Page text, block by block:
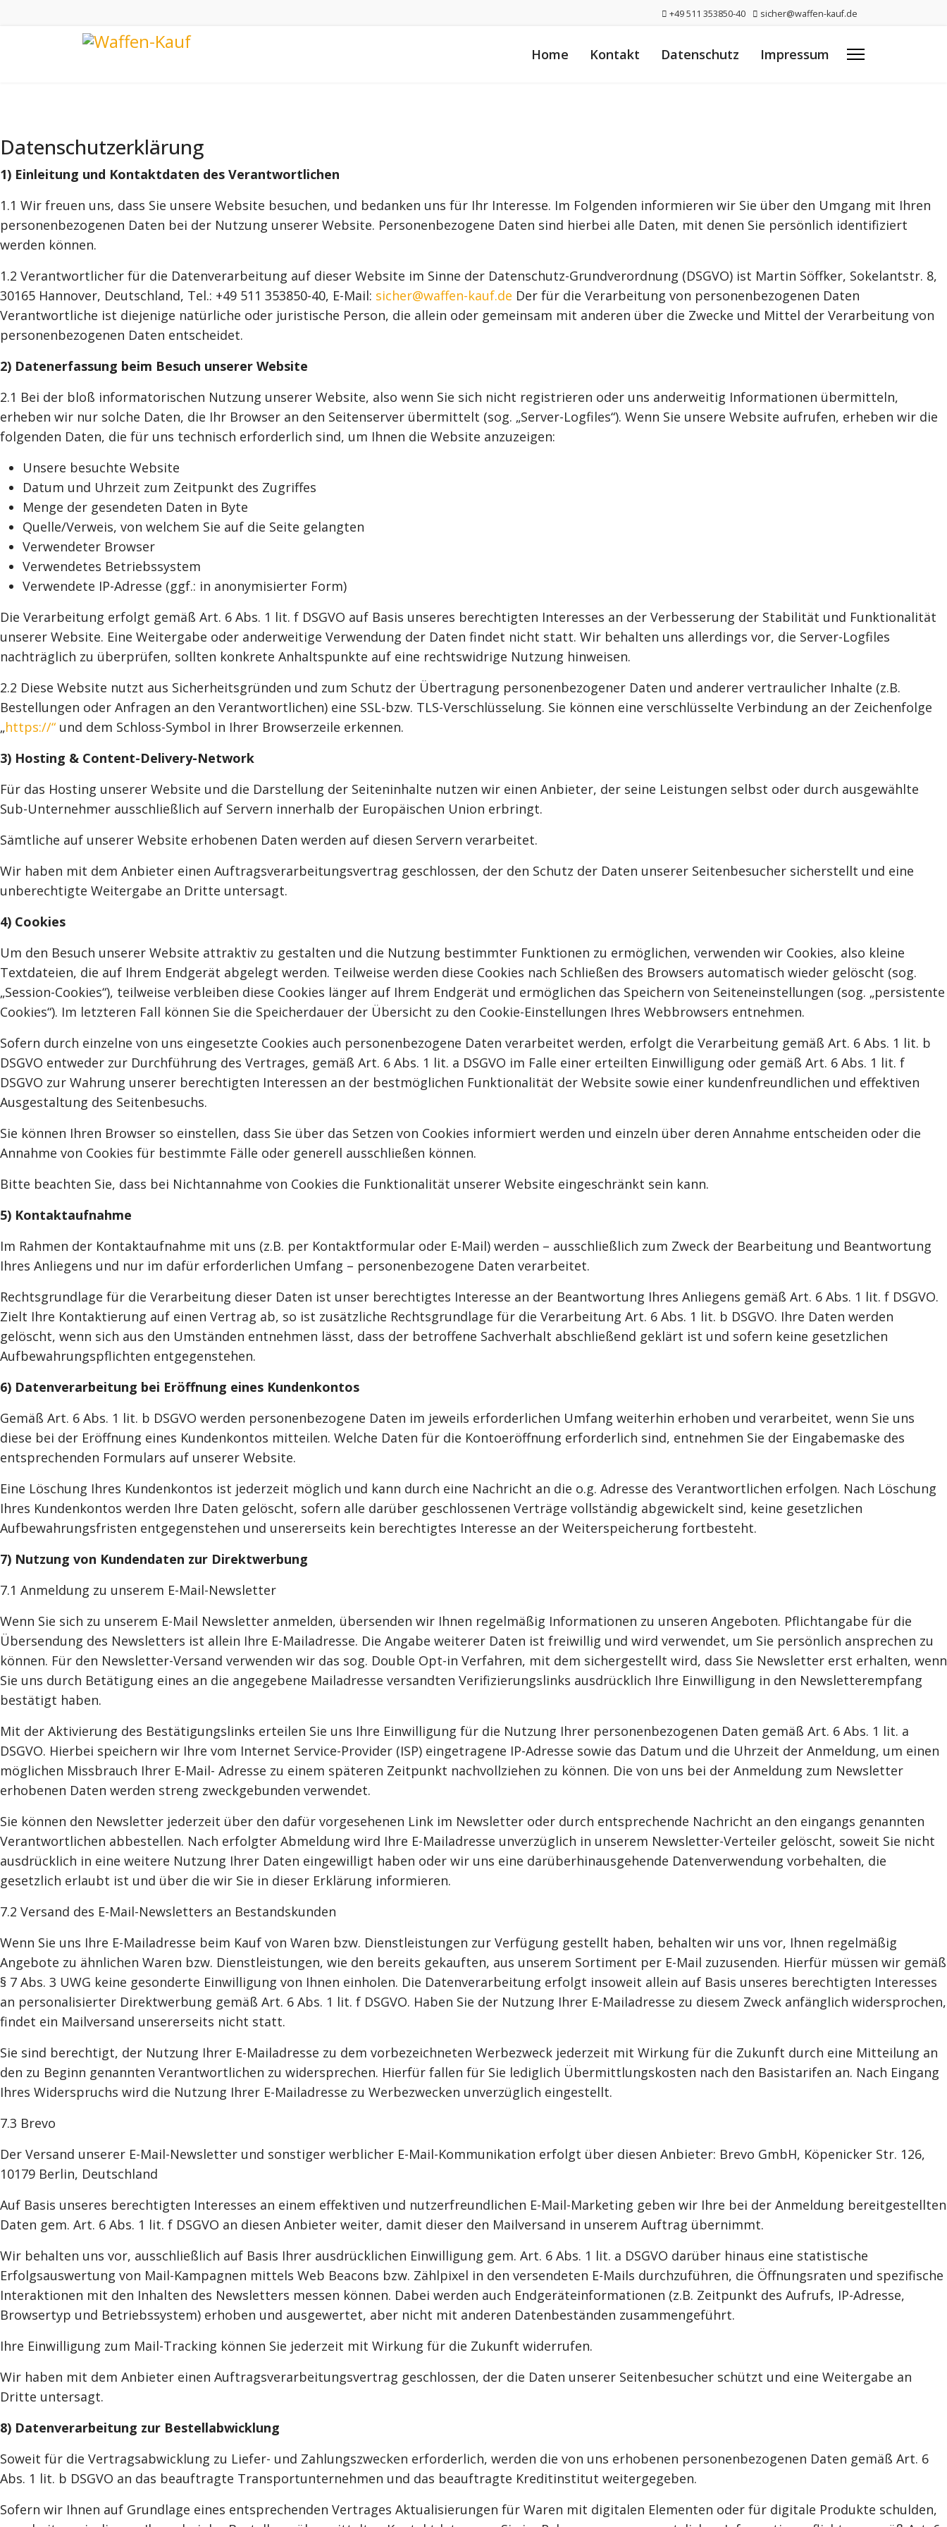
+49 511 353850-40 sicher@waffen-kauf.de
Home Kontakt Datenschutz Impressum
Datenschutzerklärung
1) Einleitung und Kontaktdaten des Verantwortlichen
1.1 Wir freuen uns, dass Sie unsere Website besuchen, und bedanken uns für Ihr Interesse. Im Folgenden informieren wir Sie über den Umgang mit Ihren
personenbezogenen Daten bei der Nutzung unserer Website. Personenbezogene Daten sind hierbei alle Daten, mit denen Sie persönlich identifiziert
werden können.
1.2 Verantwortlicher für die Datenverarbeitung auf dieser Website im Sinne der Datenschutz-Grundverordnung (DSGVO) ist Martin Söffker, Sokelantstr. 8,
30165 Hannover, Deutschland, Tel.: +49 511 353850-40, E-Mail: sicher@waffen-kauf.de Der für die Verarbeitung von personenbezogenen Daten
Verantwortliche ist diejenige natürliche oder juristische Person, die allein oder gemeinsam mit anderen über die Zwecke und Mittel der Verarbeitung von
personenbezogenen Daten entscheidet.
2) Datenerfassung beim Besuch unserer Website
2.1 Bei der bloß informatorischen Nutzung unserer Website, also wenn Sie sich nicht registrieren oder uns anderweitig Informationen übermitteln,
erheben wir nur solche Daten, die Ihr Browser an den Seitenserver übermittelt (sog. „Server-Logfiles“). Wenn Sie unsere Website aufrufen, erheben wir die
folgenden Daten, die für uns technisch erforderlich sind, um Ihnen die Website anzuzeigen:
Unsere besuchte Website
Datum und Uhrzeit zum Zeitpunkt des Zugriffes
Menge der gesendeten Daten in Byte
Quelle/Verweis, von welchem Sie auf die Seite gelangten
Verwendeter Browser
Verwendetes Betriebssystem
Verwendete IP-Adresse (ggf.: in anonymisierter Form)
Die Verarbeitung erfolgt gemäß Art. 6 Abs. 1 lit. f DSGVO auf Basis unseres berechtigten Interesses an der Verbesserung der Stabilität und Funktionalität
unserer Website. Eine Weitergabe oder anderweitige Verwendung der Daten findet nicht statt. Wir behalten uns allerdings vor, die Server-Logfiles
nachträglich zu überprüfen, sollten konkrete Anhaltspunkte auf eine rechtswidrige Nutzung hinweisen.
2.2 Diese Website nutzt aus Sicherheitsgründen und zum Schutz der Übertragung personenbezogener Daten und anderer vertraulicher Inhalte (z.B.
Bestellungen oder Anfragen an den Verantwortlichen) eine SSL-bzw. TLS-Verschlüsselung. Sie können eine verschlüsselte Verbindung an der Zeichenfolge
„https://“ und dem Schloss-Symbol in Ihrer Browserzeile erkennen.
3) Hosting & Content-Delivery-Network
Für das Hosting unserer Website und die Darstellung der Seiteninhalte nutzen wir einen Anbieter, der seine Leistungen selbst oder durch ausgewählte
Sub-Unternehmer ausschließlich auf Servern innerhalb der Europäischen Union erbringt.
Sämtliche auf unserer Website erhobenen Daten werden auf diesen Servern verarbeitet.
Wir haben mit dem Anbieter einen Auftragsverarbeitungsvertrag geschlossen, der den Schutz der Daten unserer Seitenbesucher sicherstellt und eine
unberechtigte Weitergabe an Dritte untersagt.
4) Cookies
Um den Besuch unserer Website attraktiv zu gestalten und die Nutzung bestimmter Funktionen zu ermöglichen, verwenden wir Cookies, also kleine
Textdateien, die auf Ihrem Endgerät abgelegt werden. Teilweise werden diese Cookies nach Schließen des Browsers automatisch wieder gelöscht (sog.
„Session-Cookies“), teilweise verbleiben diese Cookies länger auf Ihrem Endgerät und ermöglichen das Speichern von Seiteneinstellungen (sog. „persistente
Cookies“). Im letzteren Fall können Sie die Speicherdauer der Übersicht zu den Cookie-Einstellungen Ihres Webbrowsers entnehmen.
Sofern durch einzelne von uns eingesetzte Cookies auch personenbezogene Daten verarbeitet werden, erfolgt die Verarbeitung gemäß Art. 6 Abs. 1 lit. b
DSGVO entweder zur Durchführung des Vertrages, gemäß Art. 6 Abs. 1 lit. a DSGVO im Falle einer erteilten Einwilligung oder gemäß Art. 6 Abs. 1 lit. f
DSGVO zur Wahrung unserer berechtigten Interessen an der bestmöglichen Funktionalität der Website sowie einer kundenfreundlichen und effektiven
Ausgestaltung des Seitenbesuchs.
Sie können Ihren Browser so einstellen, dass Sie über das Setzen von Cookies informiert werden und einzeln über deren Annahme entscheiden oder die
Annahme von Cookies für bestimmte Fälle oder generell ausschließen können.
Bitte beachten Sie, dass bei Nichtannahme von Cookies die Funktionalität unserer Website eingeschränkt sein kann.
5) Kontaktaufnahme
Im Rahmen der Kontaktaufnahme mit uns (z.B. per Kontaktformular oder E-Mail) werden – ausschließlich zum Zweck der Bearbeitung und Beantwortung
Ihres Anliegens und nur im dafür erforderlichen Umfang – personenbezogene Daten verarbeitet.
Rechtsgrundlage für die Verarbeitung dieser Daten ist unser berechtigtes Interesse an der Beantwortung Ihres Anliegens gemäß Art. 6 Abs. 1 lit. f DSGVO.
Zielt Ihre Kontaktierung auf einen Vertrag ab, so ist zusätzliche Rechtsgrundlage für die Verarbeitung Art. 6 Abs. 1 lit. b DSGVO. Ihre Daten werden
gelöscht, wenn sich aus den Umständen entnehmen lässt, dass der betroffene Sachverhalt abschließend geklärt ist und sofern keine gesetzlichen
Aufbewahrungspflichten entgegenstehen.
6) Datenverarbeitung bei Eröffnung eines Kundenkontos
Gemäß Art. 6 Abs. 1 lit. b DSGVO werden personenbezogene Daten im jeweils erforderlichen Umfang weiterhin erhoben und verarbeitet, wenn Sie uns
diese bei der Eröffnung eines Kundenkontos mitteilen. Welche Daten für die Kontoeröffnung erforderlich sind, entnehmen Sie der Eingabemaske des
entsprechenden Formulars auf unserer Website.
Eine Löschung Ihres Kundenkontos ist jederzeit möglich und kann durch eine Nachricht an die o.g. Adresse des Verantwortlichen erfolgen. Nach Löschung
Ihres Kundenkontos werden Ihre Daten gelöscht, sofern alle darüber geschlossenen Verträge vollständig abgewickelt sind, keine gesetzlichen
Aufbewahrungsfristen entgegenstehen und unsererseits kein berechtigtes Interesse an der Weiterspeicherung fortbesteht.
7) Nutzung von Kundendaten zur Direktwerbung
7.1 Anmeldung zu unserem E-Mail-Newsletter
Wenn Sie sich zu unserem E-Mail Newsletter anmelden, übersenden wir Ihnen regelmäßig Informationen zu unseren Angeboten. Pflichtangabe für die
Übersendung des Newsletters ist allein Ihre E-Mailadresse. Die Angabe weiterer Daten ist freiwillig und wird verwendet, um Sie persönlich ansprechen zu
können. Für den Newsletter-Versand verwenden wir das sog. Double Opt-in Verfahren, mit dem sichergestellt wird, dass Sie Newsletter erst erhalten, wenn
Sie uns durch Betätigung eines an die angegebene Mailadresse versandten Verifizierungslinks ausdrücklich Ihre Einwilligung in den Newsletterempfang
bestätigt haben.
Mit der Aktivierung des Bestätigungslinks erteilen Sie uns Ihre Einwilligung für die Nutzung Ihrer personenbezogenen Daten gemäß Art. 6 Abs. 1 lit. a
DSGVO. Hierbei speichern wir Ihre vom Internet Service-Provider (ISP) eingetragene IP-Adresse sowie das Datum und die Uhrzeit der Anmeldung, um einen
möglichen Missbrauch Ihrer E-Mail- Adresse zu einem späteren Zeitpunkt nachvollziehen zu können. Die von uns bei der Anmeldung zum Newsletter
erhobenen Daten werden streng zweckgebunden verwendet.
Sie können den Newsletter jederzeit über den dafür vorgesehenen Link im Newsletter oder durch entsprechende Nachricht an den eingangs genannten
Verantwortlichen abbestellen. Nach erfolgter Abmeldung wird Ihre E-Mailadresse unverzüglich in unserem Newsletter-Verteiler gelöscht, soweit Sie nicht
ausdrücklich in eine weitere Nutzung Ihrer Daten eingewilligt haben oder wir uns eine darüberhinausgehende Datenverwendung vorbehalten, die
gesetzlich erlaubt ist und über die wir Sie in dieser Erklärung informieren.
7.2 Versand des E-Mail-Newsletters an Bestandskunden
Wenn Sie uns Ihre E-Mailadresse beim Kauf von Waren bzw. Dienstleistungen zur Verfügung gestellt haben, behalten wir uns vor, Ihnen regelmäßig
Angebote zu ähnlichen Waren bzw. Dienstleistungen, wie den bereits gekauften, aus unserem Sortiment per E-Mail zuzusenden. Hierfür müssen wir gemäß
§ 7 Abs. 3 UWG keine gesonderte Einwilligung von Ihnen einholen. Die Datenverarbeitung erfolgt insoweit allein auf Basis unseres berechtigten Interesses
an personalisierter Direktwerbung gemäß Art. 6 Abs. 1 lit. f DSGVO. Haben Sie der Nutzung Ihrer E-Mailadresse zu diesem Zweck anfänglich widersprochen,
findet ein Mailversand unsererseits nicht statt.
Sie sind berechtigt, der Nutzung Ihrer E-Mailadresse zu dem vorbezeichneten Werbezweck jederzeit mit Wirkung für die Zukunft durch eine Mitteilung an
den zu Beginn genannten Verantwortlichen zu widersprechen. Hierfür fallen für Sie lediglich Übermittlungskosten nach den Basistarifen an. Nach Eingang
Ihres Widerspruchs wird die Nutzung Ihrer E-Mailadresse zu Werbezwecken unverzüglich eingestellt.
7.3 Brevo
Der Versand unserer E-Mail-Newsletter und sonstiger werblicher E-Mail-Kommunikation erfolgt über diesen Anbieter: Brevo GmbH, Köpenicker Str. 126,
10179 Berlin, Deutschland
Auf Basis unseres berechtigten Interesses an einem effektiven und nutzerfreundlichen E-Mail-Marketing geben wir Ihre bei der Anmeldung bereitgestellten
Daten gem. Art. 6 Abs. 1 lit. f DSGVO an diesen Anbieter weiter, damit dieser den Mailversand in unserem Auftrag übernimmt.
Wir behalten uns vor, ausschließlich auf Basis Ihrer ausdrücklichen Einwilligung gem. Art. 6 Abs. 1 lit. a DSGVO darüber hinaus eine statistische
Erfolgsauswertung von Mail-Kampagnen mittels Web Beacons bzw. Zählpixel in den versendeten E-Mails durchzuführen, die Öffnungsraten und spezifische
Interaktionen mit den Inhalten des Newsletters messen können. Dabei werden auch Endgeräteinformationen (z.B. Zeitpunkt des Aufrufs, IP-Adresse,
Browsertyp und Betriebssystem) erhoben und ausgewertet, aber nicht mit anderen Datenbeständen zusammengeführt.
Ihre Einwilligung zum Mail-Tracking können Sie jederzeit mit Wirkung für die Zukunft widerrufen.
Wir haben mit dem Anbieter einen Auftragsverarbeitungsvertrag geschlossen, der die Daten unserer Seitenbesucher schützt und eine Weitergabe an
Dritte untersagt.
8) Datenverarbeitung zur Bestellabwicklung
Soweit für die Vertragsabwicklung zu Liefer- und Zahlungszwecken erforderlich, werden die von uns erhobenen personenbezogenen Daten gemäß Art. 6
Abs. 1 lit. b DSGVO an das beauftragte Transportunternehmen und das beauftragte Kreditinstitut weitergegeben.
Sofern wir Ihnen auf Grundlage eines entsprechenden Vertrages Aktualisierungen für Waren mit digitalen Elementen oder für digitale Produkte schulden,